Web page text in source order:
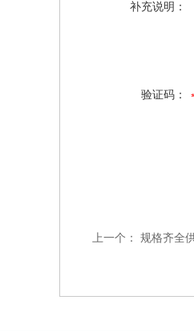
补充说明：
验证码：
上一个： 规格齐全